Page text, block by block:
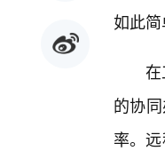
如此
的协
率。